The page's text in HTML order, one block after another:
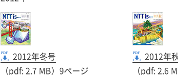
2012年冬号
（pdf: 2.7 MB）9ページ
2012年
（pdf: 2.6